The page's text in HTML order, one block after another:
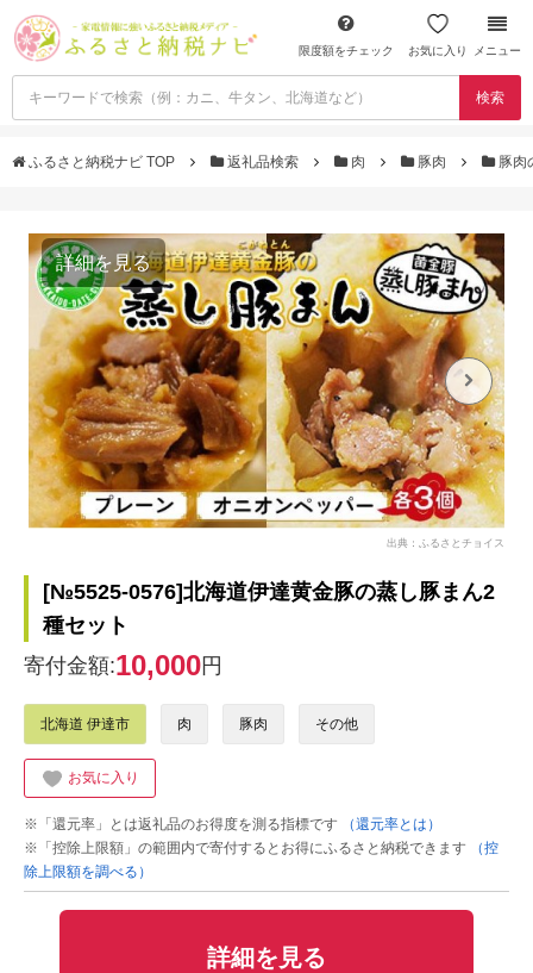
限度額をチェック お気に入り メニュー
検索
ふるさと納税ナビ TOP 返礼品検索 肉 豚肉 豚肉
詳細を見る
出典：ふるさとチョイス
[№5525-0576]北海道伊達黄金豚の蒸し豚まん2
種セット
寄付金額:10,000円
北海道 伊達市 肉 豚肉 その他
お気に入り
※「還元率」とは返礼品のお得度を測る指標です
（還元率とは）
※「控除上限額」の範囲内で寄付するとお得にふるさと納税できます
（控
除上限額を調べる）
詳細を見る